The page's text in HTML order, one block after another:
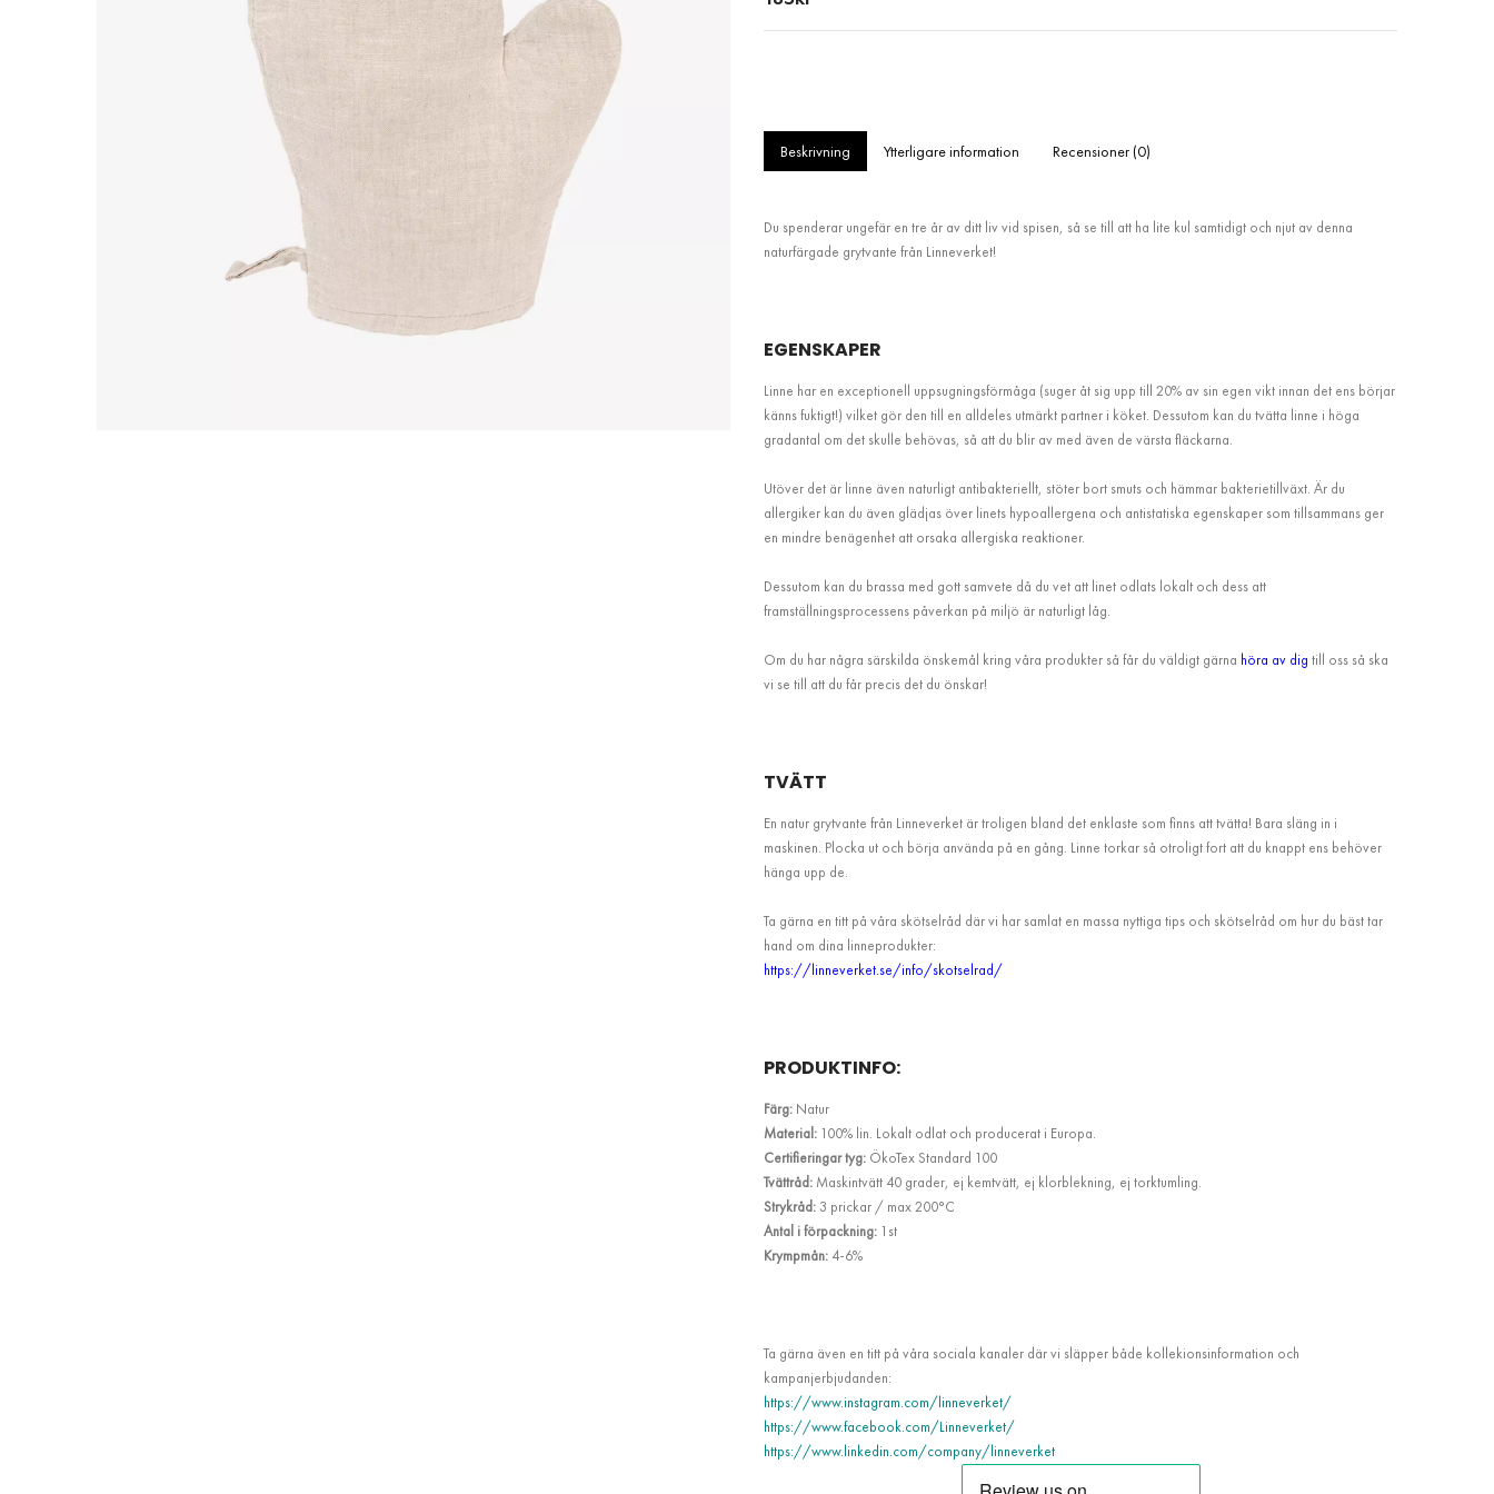
Beskrivning Ytterligare information Recensioner (0)
Du spenderar ungefär en tre år av ditt liv vid spisen, så se till att ha lite kul samtidigt och njut av denna
naturfärgade grytvante från Linneverket!
EGENSKAPER
Linne har en exceptionell uppsugningsförmåga (suger åt sig upp till 20% av sin egen vikt innan det ens börjar
känns fuktigt!) vilket gör den till en alldeles utmärkt partner i köket. Dessutom kan du tvätta linne i höga
gradantal om det skulle behövas, så att du blir av med även de värsta fläckarna.
Utöver det är linne även naturligt antibakteriellt, stöter bort smuts och hämmar bakterietillväxt. Är du
allergiker kan du även glädjas över linets hypoallergena och antistatiska egenskaper som tillsammans ger
en mindre benägenhet att orsaka allergiska reaktioner.
Dessutom kan du brassa med gott samvete då du vet att linet odlats lokalt och dess att
framställningsprocessens påverkan på miljö är naturligt låg.
Om du har några särskilda önskemål kring våra produkter så får du väldigt gärna höra av dig till oss så ska
vi se till att du får precis det du önskar!
TVÄTT
En natur grytvante från Linneverket är troligen bland det enklaste som finns att tvätta! Bara släng in i
maskinen. Plocka ut och börja använda på en gång. Linne torkar så otroligt fort att du knappt ens behöver
hänga upp de.
Ta gärna en titt på våra skötselråd där vi har samlat en massa nyttiga tips och skötselråd om hur du bäst tar
hand om dina linneprodukter:
https://linneverket.se/info/skotselrad/
PRODUKTINFO:
Färg: Natur
Material: 100% lin. Lokalt odlat och producerat i Europa.
Certifieringar tyg: ÖkoTex Standard 100
Tvättråd: Maskintvätt 40 grader, ej kemtvätt, ej klorblekning, ej torktumling.
Strykråd: 3 prickar / max 200°C
Antal i förpackning: 1st
Krympmån: 4-6%
Ta gärna även en titt på våra sociala kanaler där vi släpper både kollekionsinformation och
kampanjerbjudanden:
https://www.instagram.com/linneverket/
https://www.facebook.com/Linneverket/
https://www.linkedin.com/company/linneverket